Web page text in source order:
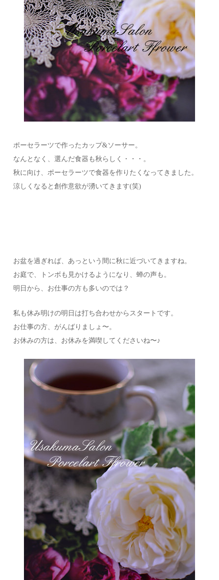
ポーセラーツで作ったカップ&ソーサー。
なんとなく、選んだ食器も秋らしく・・・。
秋に向け、ポーセラーツで食器を作りたくなってきました。
涼しくなると創作意欲が湧いてきます(笑)
お盆を過ぎれば、あっという間に秋に近づいてきますね。
お庭で、トンボも見かけるようになり、蝉の声も。
明日から、お仕事の方も多いのでは？
私も休み明けの明日は打ち合わせからスタートです。
お仕事の方、がんばりましょ〜。
お休みの方は、お休みを満喫してくださいね〜♪